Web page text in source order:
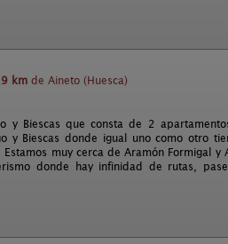
km de Aineto (Huesca)
Biescas que consta de 2
y Biescas donde igual uno como otro
muy cerca de Aramón Formigal y
donde hay infinidad de rutas,